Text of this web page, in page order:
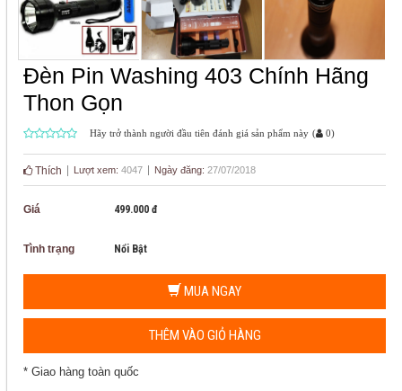
Đèn Pin Washing 403 Chính Hãng
Thon Gọn
Hãy trở thành người đầu tiên đánh giá sản phẩm này ( 0)
Thích Lượt xem: 4047 Ngày đăng: 27/07/2018
Giá 499.000 đ
Tình trạng Nổi Bật
MUA NGAY
THÊM VÀO GIỎ HÀNG
* Giao hàng toàn quốc